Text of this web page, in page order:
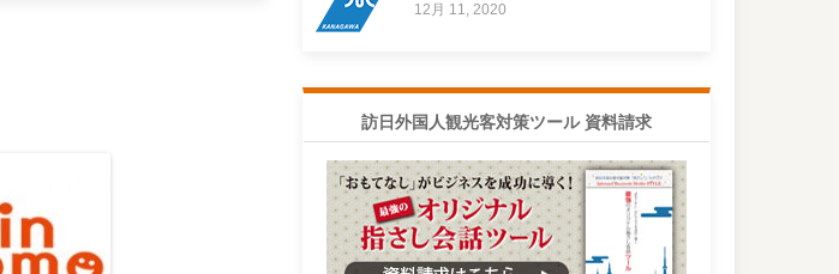
12月 11, 2020
訪日外国人観光客対策ツール 資料請求